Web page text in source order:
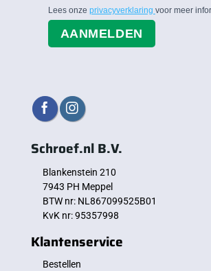
Lees onze privacyverklaring voor meer
AANMELDEN
Schroef.nl B.V.
Blankenstein 210
7943 PH Meppel
BTW nr: NL867099525B01
KvK nr: 95357998
Klantenservice
Bestellen